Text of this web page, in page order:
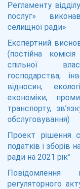
Регламенту
послуг»
селищної ради»
Експертний
(постійна
спільної
господарства,
відносин,
економіки,
транспорту,
обслуговування)
Проект рішення
податків і зборів
ради на 2021 рік”
регуляторного